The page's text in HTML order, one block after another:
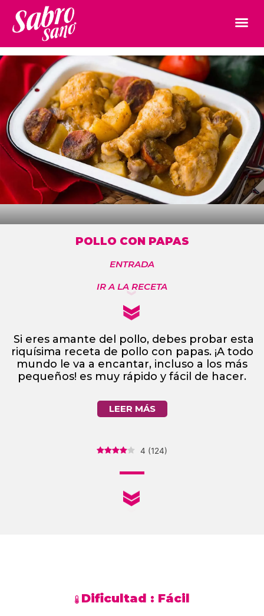
POLLO CON PAPAS
ENTRADA
IR A LA RECETA
Si eres amante del pollo, debes probar esta
riquísima receta de pollo con papas. ¡A todo
mundo le va a encantar, incluso a los más
pequeños! es muy rápido y fácil de hacer.
LEER MÁS
4 (124)
Dificultad : Fácil